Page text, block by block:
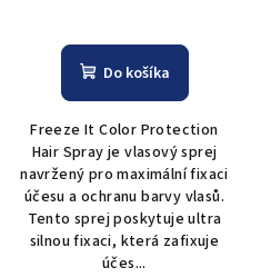
Do košíka
Freeze It Color Protection
Hair Spray je vlasový sprej
navržený pro maximální fixaci
účesu a ochranu barvy vlasů.
Tento sprej poskytuje ultra
silnou fixaci, která zafixuje
účes...